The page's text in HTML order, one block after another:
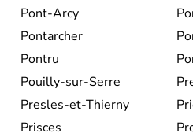
Pont-Arcy
Pontarcher
Pontru
Pouilly-sur-Serre
Presles-et-Thierny
Prisces